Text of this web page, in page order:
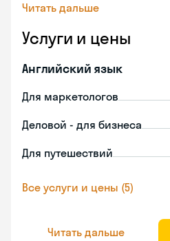
Читать дальше
Услуги и цены
Английский язык
Для маркетологов
Деловой - для бизнеса
Для путешествий
Все услуги и цены (5)
Читать дальше